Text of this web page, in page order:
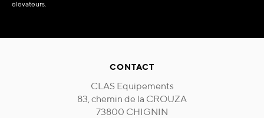
élévateurs.
CONTACT
CLAS Equipements
83, chemin de la CROUZA
73800 CHIGNIN